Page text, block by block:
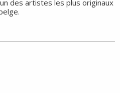
des artistes les plus originaux